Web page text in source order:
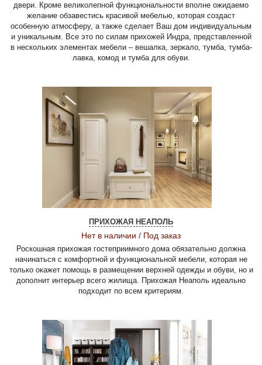
двери. Кроме великолепной функциональности вполне ожидаемо
желание обзавестись красивой мебелью, которая создаст
особенную атмосферу, а также сделает Ваш дом индивидуальным
и уникальным. Все это по силам прихожей Индра, представленной
в нескольких элементах мебели – вешалка, зеркало, тумба, тумба-
лавка, комод и тумба для обуви.
ПРИХОЖАЯ НЕАПОЛЬ
Нет в наличии / Под заказ
Роскошная прихожая гостеприимного дома обязательно должна
начинаться с комфортной и функциональной мебели, которая не
только окажет помощь в размещении верхней одежды и обуви, но и
дополнит интерьер всего жилища. Прихожая Неаполь идеально
подходит по всем критериям.